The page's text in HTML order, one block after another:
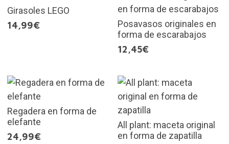
Girasoles LEGO
14,99€
Posavasos originales en
forma de escarabajos
12,45€
Regadera en forma de
elefante
24,99€
All plant: maceta original
en forma de zapatilla